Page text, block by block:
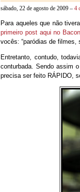
sábado, 22 de agosto de 2009 – 4
Para aqueles que não
primeiro post aqui no
vocês: “paródias de
Entretanto, contudo,
conturbada. Sendo assim
precisa ser feito RÁPIDO,